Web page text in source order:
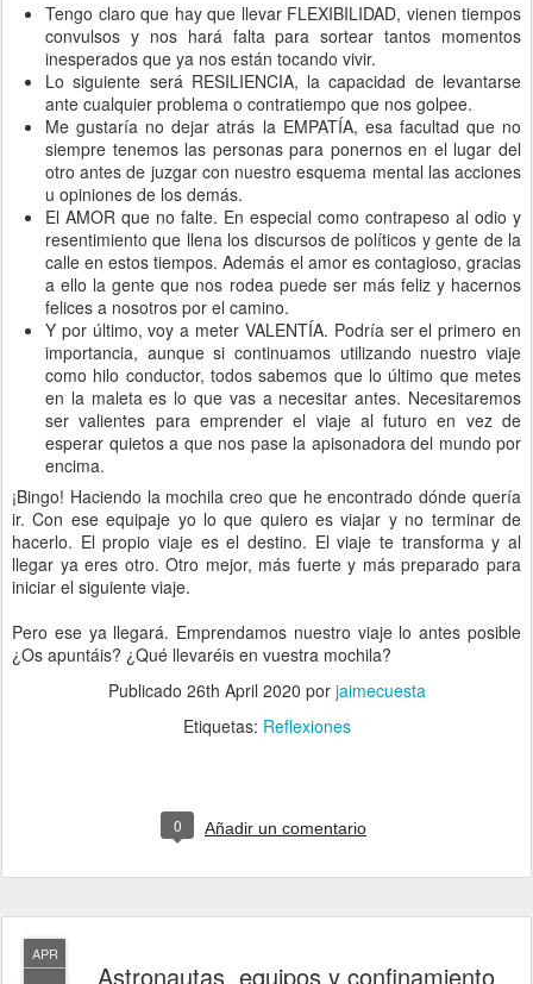
Tengo claro que hay que llevar FLEXIBILIDAD, vienen tiempos
convulsos y nos hará falta para sortear tantos momentos
inesperados que ya nos están tocando vivir.
Lo siguiente será RESILIENCIA, la capacidad de levantarse
ante cualquier problema o contratiempo que nos golpee.
Me gustaría no dejar atrás la EMPATÍA, esa facultad que no
siempre tenemos las personas para ponernos en el lugar del
otro antes de juzgar con nuestro esquema mental las acciones
u opiniones de los demás.
El AMOR que no falte. En especial como contrapeso al odio y
resentimiento que llena los discursos de políticos y gente de la
calle en estos tiempos. Además el amor es contagioso, gracias
a ello la gente que nos rodea puede ser más feliz y hacernos
felices a nosotros por el camino.
Y por último, voy a meter VALENTÍA. Podría ser el primero en
importancia, aunque si continuamos utilizando nuestro viaje
como hilo conductor, todos sabemos que lo último que metes
en la maleta es lo que vas a necesitar antes. Necesitaremos
ser valientes para emprender el viaje al futuro en vez de
esperar quietos a que nos pase la apisonadora del mundo por
encima.
¡Bingo! Haciendo la mochila creo que he encontrado dónde quería
ir. Con ese equipaje yo lo que quiero es viajar y no terminar de
hacerlo. El propio viaje es el destino. El viaje te transforma y al
llegar ya eres otro. Otro mejor, más fuerte y más preparado para
iniciar el siguiente viaje.
Pero ese ya llegará. Emprendamos nuestro viaje lo antes posible
¿Os apuntáis? ¿Qué llevaréis en vuestra mochila?
Publicado 26th April 2020 por jaimecuesta
Etiquetas: Reflexiones
0 Añadir un comentario
APR
Astronautas, equipos y confinamiento